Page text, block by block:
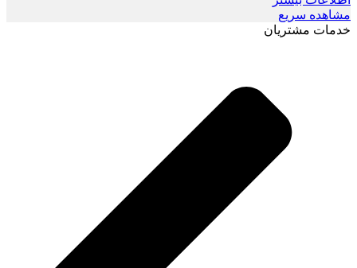
مشاهده سریع
خدمات مشتریان